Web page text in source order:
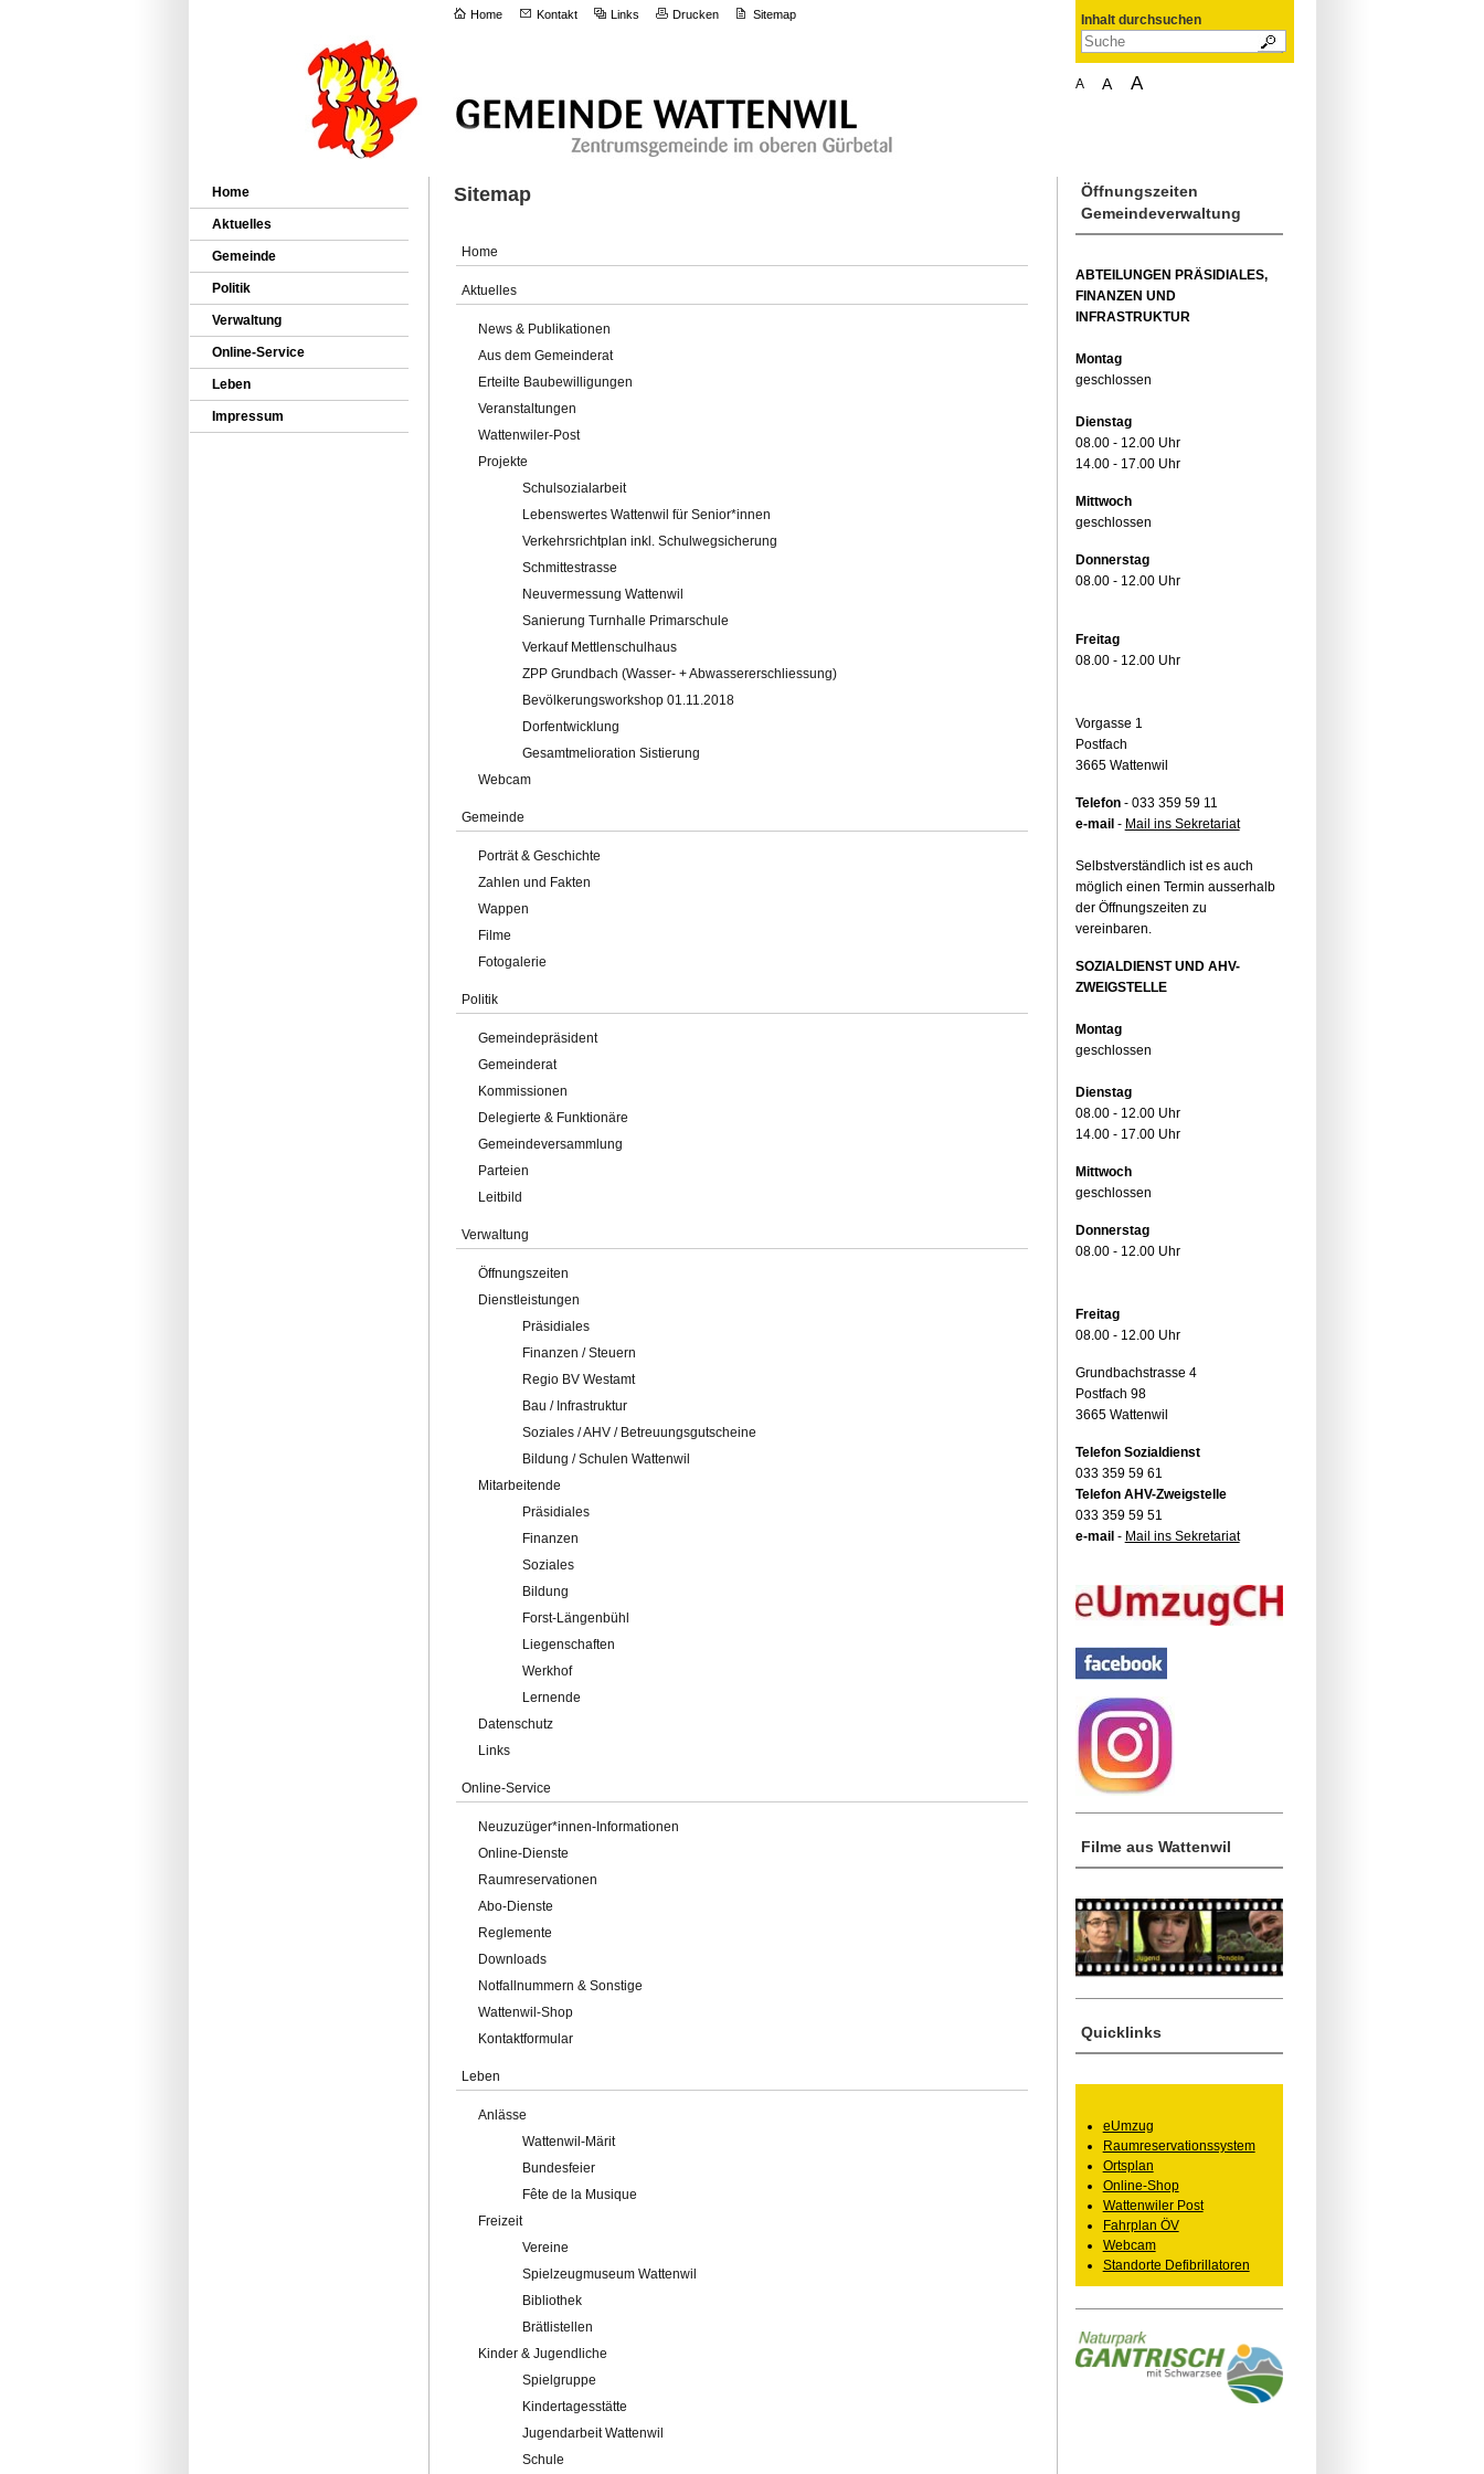
Home Kontakt Links Drucken Sitemap Inhalt durchsuchen
A A A
Home
Aktuelles
Gemeinde
Politik
Verwaltung
Online-Service
Leben
Impressum
Sitemap
Home
Aktuelles
News & Publikationen
Aus dem Gemeinderat
Erteilte Baubewilligungen
Veranstaltungen
Wattenwiler-Post
Projekte
Schulsozialarbeit
Lebenswertes Wattenwil für Senior*innen
Verkehrsrichtplan inkl. Schulwegsicherung
Schmittestrasse
Neuvermessung Wattenwil
Sanierung Turnhalle Primarschule
Verkauf Mettlenschulhaus
ZPP Grundbach (Wasser- + Abwassererschliessung)
Bevölkerungsworkshop 01.11.2018
Dorfentwicklung
Gesamtmelioration Sistierung
Webcam
Gemeinde
Porträt & Geschichte
Zahlen und Fakten
Wappen
Filme
Fotogalerie
Politik
Gemeindepräsident
Gemeinderat
Kommissionen
Delegierte & Funktionäre
Gemeindeversammlung
Parteien
Leitbild
Verwaltung
Öffnungszeiten
Dienstleistungen
Präsidiales
Finanzen / Steuern
Regio BV Westamt
Bau / Infrastruktur
Soziales / AHV / Betreuungsgutscheine
Bildung / Schulen Wattenwil
Mitarbeitende
Präsidiales
Finanzen
Soziales
Bildung
Forst-Längenbühl
Liegenschaften
Werkhof
Lernende
Datenschutz
Links
Online-Service
Neuzuzüger*innen-Informationen
Online-Dienste
Raumreservationen
Abo-Dienste
Reglemente
Downloads
Notfallnummern & Sonstige
Wattenwil-Shop
Kontaktformular
Leben
Anlässe
Wattenwil-Märit
Bundesfeier
Fête de la Musique
Freizeit
Vereine
Spielzeugmuseum Wattenwil
Bibliothek
Brätlistellen
Kinder & Jugendliche
Spielgruppe
Kindertagesstätte
Jugendarbeit Wattenwil
Schule
Öffnungszeiten
Gemeindeverwaltung
ABTEILUNGEN PRÄSIDIALES,
FINANZEN UND
INFRASTRUKTUR
Montag
geschlossen
Dienstag
08.00 - 12.00 Uhr
14.00 - 17.00 Uhr
Mittwoch
geschlossen
Donnerstag
08.00 - 12.00 Uhr
Freitag
08.00 - 12.00 Uhr
Vorgasse 1
Postfach
3665 Wattenwil
Telefon- 033 359 59 11
e-mail - Mail ins Sekretariat
Selbstverständlich ist es auch
möglich einen Termin ausserhalb
der Öffnungszeiten zu
vereinbaren.
SOZIALDIENST UND AHV-
ZWEIGSTELLE
Montag
geschlossen
Dienstag
08.00 - 12.00 Uhr
14.00 - 17.00 Uhr
Mittwoch
geschlossen
Donnerstag
08.00 - 12.00 Uhr
Freitag
08.00 - 12.00 Uhr
Grundbachstrasse 4
Postfach 98
3665 Wattenwil
Telefon Sozialdienst
033 359 59 61
Telefon AHV-Zweigstelle
033 359 59 51
e-mail - Mail ins Sekretariat
Filme aus Wattenwil
Quicklinks
eUmzug
Raumreservationssystem
Ortsplan
Online-Shop
Wattenwiler Post
Fahrplan ÖV
Webcam
Standorte Defibrillatoren